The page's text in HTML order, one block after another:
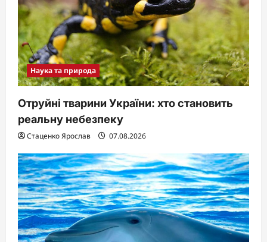
Наука та природа
Отруйні тварини України: хто становить
реальну небезпеку
Стаценко Ярослав 07.08.2026